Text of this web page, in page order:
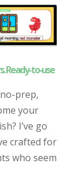
Ready-to-use
prep,
your
I’ve go
crafted for
who seem